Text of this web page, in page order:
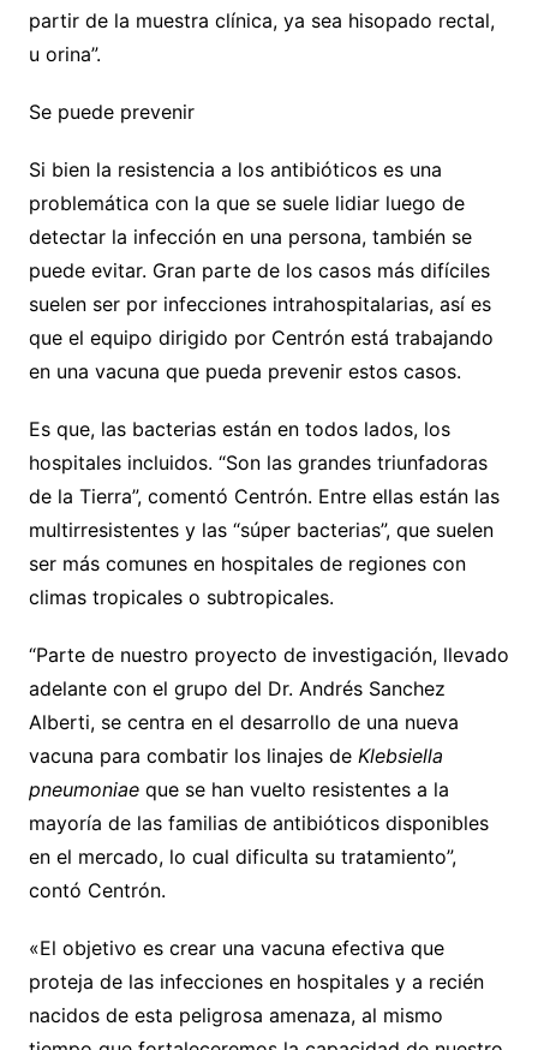
partir de la muestra clínica, ya sea hisopado rectal,
u orina”.
Se puede prevenir
Si bien la resistencia a los antibióticos es una
problemática con la que se suele lidiar luego de
detectar la infección en una persona, también se
puede evitar. Gran parte de los casos más difíciles
suelen ser por infecciones intrahospitalarias, así es
que el equipo dirigido por Centrón está trabajando
en una vacuna que pueda prevenir estos casos.
Es que, las bacterias están en todos lados, los
hospitales incluidos. “Son las grandes triunfadoras
de la Tierra”, comentó Centrón. Entre ellas están las
multirresistentes y las “súper bacterias”, que suelen
ser más comunes en hospitales de regiones con
climas tropicales o subtropicales.
“Parte de nuestro proyecto de investigación, llevado
adelante con el grupo del Dr. Andrés Sanchez
Alberti, se centra en el desarrollo de una nueva
vacuna para combatir los linajes de Klebsiella
pneumoniaeque se han vuelto resistentes a la
mayoría de las familias de antibióticos disponibles
en el mercado, lo cual dificulta su tratamiento”,
contó Centrón.
«El objetivo es crear una vacuna efectiva que
proteja de las infecciones en hospitales y a recién
nacidos de esta peligrosa amenaza, al mismo